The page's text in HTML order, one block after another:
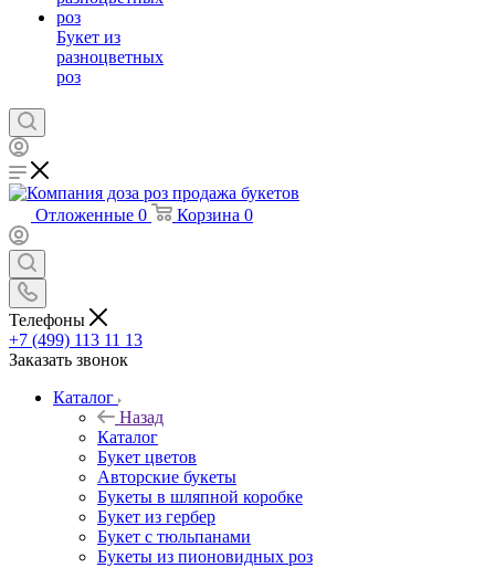
Букет из
разноцветных
роз
Отложенные 0 Корзина 0
Телефоны
+7 (499) 113 11 13
Заказать звонок
Каталог
Назад
Каталог
Букет цветов
Авторские букеты
Букеты в шляпной коробке
Букет из гербер
Букет с тюльпанами
Букеты из пионовидных роз